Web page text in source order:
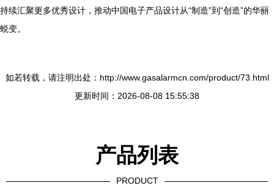
持续汇聚更多优秀设计，推动中国电子产品设计从“制造”到“创造”的华丽
蜕变。
如若转载，请注明出处：http://www.gasalarmcn.com/product/73.html
更新时间：2026-08-08 15:55:38
产品列表
PRODUCT